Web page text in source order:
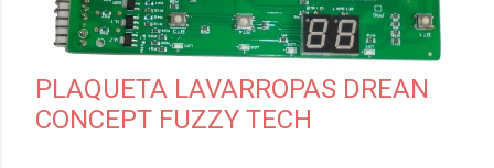
PLAQUETA LAVARROPAS DREAN
CONCEPT FUZZY TECH